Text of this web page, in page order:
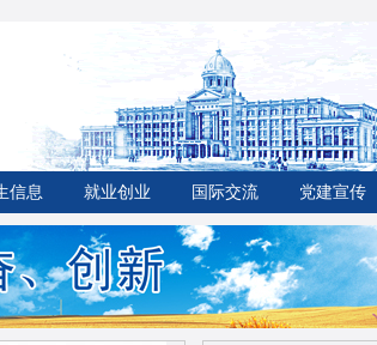
信息 就业创业 国际交流 党建宣传